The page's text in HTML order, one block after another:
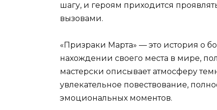
шагу, и героям приходится
вызовами.
«Призраки Марта» — это история о
нахождении своего места в мире,
мастерски описывает атмосферу
увлекательное повествование,
эмоциональных моментов.